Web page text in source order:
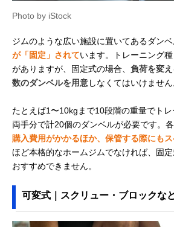
Photo by iStock
ジムのような広い施設に置いてあるダンベ
が「固定」されています。トレーニング
がありますが、固定式の場合、 負荷を変
数のダンベルを用意しなくてはいけません
たとえば1〜10kgまで10段階の重量でトレ
両手分で計20個のダンベルが必要です。
購入費用がかかるほか、保管する際にも
ほど本格的なホームジムでなければ、固
おすすめできません。
可変式｜スクリュー・ブロックな